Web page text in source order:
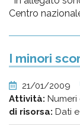
Centro
I minori
21/01/2009
Attività: Numeri
di risorsa: Dati